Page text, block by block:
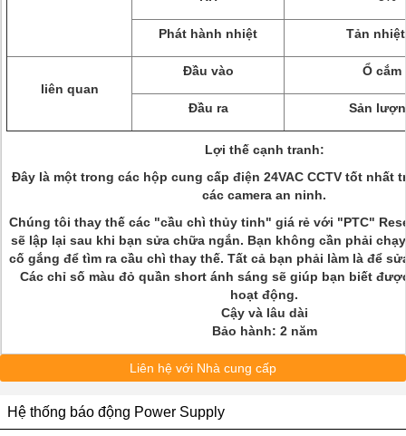
Phát hành nhiệt Tản
liên quan
Đầu vào Ổ cắm
Đầu ra Sản
Lợi thế cạnh tranh:
Đây là một trong các hộp cung cấp điện 24VAC CCTV tốt nhất
các camera an ninh.
Chúng tôi thay thế các "cầu chì thủy tinh" giá rẻ với "PTC"
sẽ lập lại sau khi bạn sửa chữa ngắn. Bạn không cần phải
cố gắng để tìm ra cầu chì thay thế. Tất cả bạn phải làm là để
Các chỉ số màu đỏ quần short ánh sáng sẽ giúp bạn biết
hoạt động.
Cậy và lâu dài
Bảo hành: 2 năm
Liên hệ với Nhà cung cấp
Hệ thống báo động Power Supply